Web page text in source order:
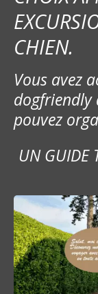
d
e
l
’
a
r
t
i
c
l
CHIEN.
Vous avez
dogfriendly
pouvez
UN GUIDE